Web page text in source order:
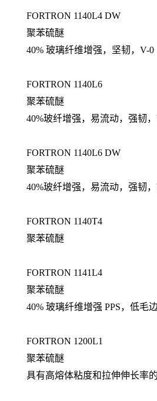
FORTRON 1140L4 DW
聚苯硫醚
40% 玻璃纤维增强，坚韧，V-0
FORTRON 1140L6
聚苯硫醚
40%玻纤增强，易流动，强韧
FORTRON 1140L6 DW
聚苯硫醚
40%玻纤增强，易流动，强韧
FORTRON 1140T4
聚苯硫醚
FORTRON 1141L4
聚苯硫醚
40% 玻璃纤维增强 PPS，低毛
FORTRON 1200L1
聚苯硫醚
具有高熔体粘度和拉伸伸长率